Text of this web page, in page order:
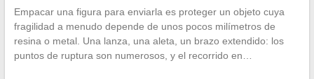
Empacar una figura para enviarla es proteger un objeto cuya
fragilidad a menudo depende de unos pocos milímetros de
resina o metal. Una lanza, una aleta, un brazo extendido: los
puntos de ruptura son numerosos, y el recorrido en…